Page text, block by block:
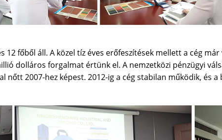
főből áll. A közel tíz éves erőfeszítések mellett a cég
dolláros forgalmat értünk el. A nemzetközi pénzügyi
nőtt 2007-hez képest. 2012-ig a cég stabilan működik, és